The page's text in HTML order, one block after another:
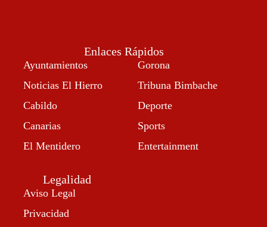
Enlaces Rápidos
Ayuntamientos
Noticias El Hierro
Cabildo
Canarias
El Mentidero
Gorona
Tribuna Bimbache
Deporte
Sports
Entertainment
Legalidad
Aviso Legal
Privacidad